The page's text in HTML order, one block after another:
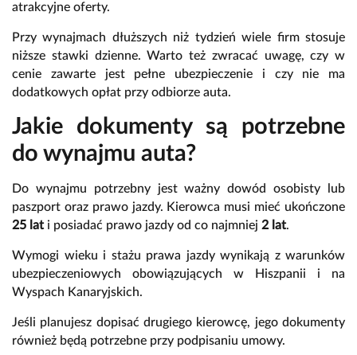
atrakcyjne oferty.
Przy wynajmach dłuższych niż tydzień wiele firm stosuje
niższe stawki dzienne. Warto też zwracać uwagę, czy w
cenie zawarte jest pełne ubezpieczenie i czy nie ma
dodatkowych opłat przy odbiorze auta.
Jakie dokumenty są potrzebne
do wynajmu auta?
Do wynajmu potrzebny jest ważny dowód osobisty lub
paszport oraz prawo jazdy. Kierowca musi mieć ukończone
25 lati posiadać prawo jazdy od co najmniej 2 lat.
Wymogi wieku i stażu prawa jazdy wynikają z warunków
ubezpieczeniowych obowiązujących w Hiszpanii i na
Wyspach Kanaryjskich.
Jeśli planujesz dopisać drugiego kierowcę, jego dokumenty
również będą potrzebne przy podpisaniu umowy.